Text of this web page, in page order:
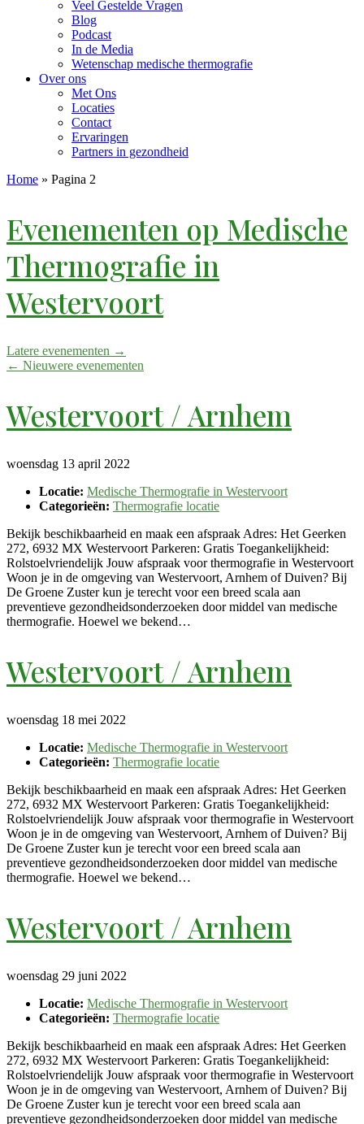
Veel Gestelde Vragen
Blog
Podcast
In de Media
Wetenschap medische thermografie
Over ons
Met Ons
Locaties
Contact
Ervaringen
Partners in gezondheid
Home » Pagina 2
Evenementen op Medische
Thermografie in
Westervoort
Latere evenementen →
← Nieuwere evenementen
Westervoort / Arnhem
woensdag 13 april 2022
Locatie: Medische Thermografie in Westervoort
Categorieën: Thermografie locatie
Bekijk beschikbaarheid en maak een afspraak Adres: Het Geerken
272, 6932 MX Westervoort Parkeren: Gratis Toegankelijkheid:
Rolstoelvriendelijk Jouw afspraak voor thermografie in Westervoort
Woon je in de omgeving van Westervoort, Arnhem of Duiven? Bij
De Groene Zuster kun je terecht voor een breed scala aan
preventieve gezondheidsonderzoeken door middel van medische
thermografie. Hoewel we bekend…
Westervoort / Arnhem
woensdag 18 mei 2022
Locatie: Medische Thermografie in Westervoort
Categorieën: Thermografie locatie
Bekijk beschikbaarheid en maak een afspraak Adres: Het Geerken
272, 6932 MX Westervoort Parkeren: Gratis Toegankelijkheid:
Rolstoelvriendelijk Jouw afspraak voor thermografie in Westervoort
Woon je in de omgeving van Westervoort, Arnhem of Duiven? Bij
De Groene Zuster kun je terecht voor een breed scala aan
preventieve gezondheidsonderzoeken door middel van medische
thermografie. Hoewel we bekend…
Westervoort / Arnhem
woensdag 29 juni 2022
Locatie: Medische Thermografie in Westervoort
Categorieën: Thermografie locatie
Bekijk beschikbaarheid en maak een afspraak Adres: Het Geerken
272, 6932 MX Westervoort Parkeren: Gratis Toegankelijkheid:
Rolstoelvriendelijk Jouw afspraak voor thermografie in Westervoort
Woon je in de omgeving van Westervoort, Arnhem of Duiven? Bij
De Groene Zuster kun je terecht voor een breed scala aan
preventieve gezondheidsonderzoeken door middel van medische